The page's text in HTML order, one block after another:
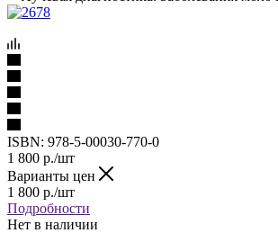
ISBN: 978-5-00030-770-0
1 800 р./шт
Варианты цен
1 800 р./шт
Подробности
Нет в наличии